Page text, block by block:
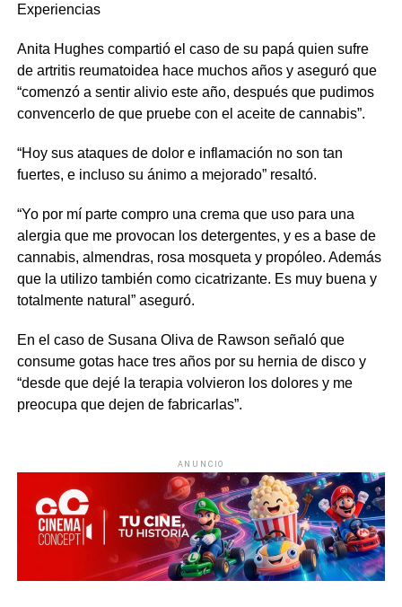
Experiencias
Anita Hughes compartió el caso de su papá quien sufre
de artritis reumatoidea hace muchos años y aseguró que
“comenzó a sentir alivio este año, después que pudimos
convencerlo de que pruebe con el aceite de cannabis”.
“Hoy sus ataques de dolor e inflamación no son tan
fuertes, e incluso su ánimo a mejorado” resaltó.
“Yo por mí parte compro una crema que uso para una
alergia que me provocan los detergentes, y es a base de
cannabis, almendras, rosa mosqueta y propóleo. Además
que la utilizo también como cicatrizante. Es muy buena y
totalmente natural” aseguró.
En el caso de Susana Oliva de Rawson señaló que
consume gotas hace tres años por su hernia de disco y
“desde que dejé la terapia volvieron los dolores y me
preocupa que dejen de fabricarlas”.
ANUNCIO